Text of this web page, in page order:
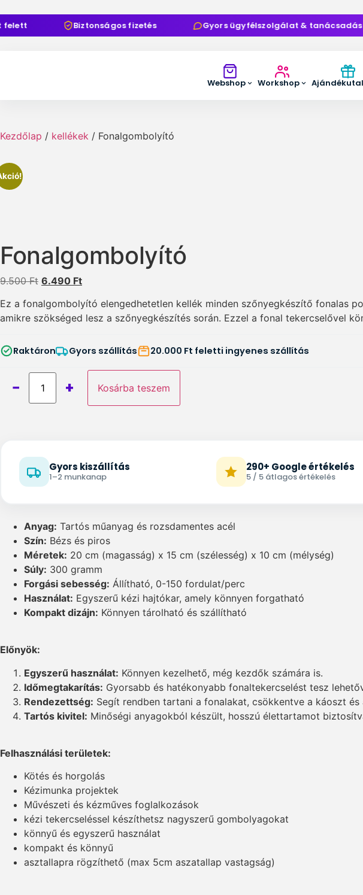
Biztonságos fizetés Gyors ügyfélszolgálat & tanácsadás
Webshop Workshop
Kezdőlap / kellékek / Fonalgombolyító
Fonalgombolyító
9.500Ft 6.490 Ft
Ez a fonalgombolyító elengedhetetlen kellék minden szőnyegkészítő fonalas
amikre szökséged lesz a szőnyegkészítés során. Ezzel a fonal tekercselővel
Raktáron Gyors szállítás 20.000 Ft feletti ingyenes szállítás
− + Kosárba teszem
Gyors kiszállítás
1–2 munkanap
290+ Google értékelés
5 / 5 átlagos értékelés
Anyag: Tartós műanyag és rozsdamentes acél
Szín: Bézs és piros
Méretek: 20 cm (magasság) x 15 cm (szélesség) x 10 cm (mélység)
Súly: 300 gramm
Forgási sebesség: Állítható, 0-150 fordulat/perc
Használat: Egyszerű kézi hajtókar, amely könnyen forgatható
Kompakt dizájn: Könnyen tárolható és szállítható
Előnyök:
Egyszerű használat: Könnyen kezelhető, még kezdők számára is.
Időmegtakarítás: Gyorsabb és hatékonyabb fonaltekercselést tesz
Rendezettség: Segít rendben tartani a fonalakat, csökkentve a káoszt és
Tartós kivitel: Minőségi anyagokból készült, hosszú élettartamot
Felhasználási területek:
Kötés és horgolás
Kézimunka projektek
Művészeti és kézműves foglalkozások
kézi tekercseléssel készíthetsz nagyszerű gombolyagokat
könnyű és egyszerű használat
kompakt és könnyű
asztallapra rögzíthető (max 5cm aszatallap vastagság)